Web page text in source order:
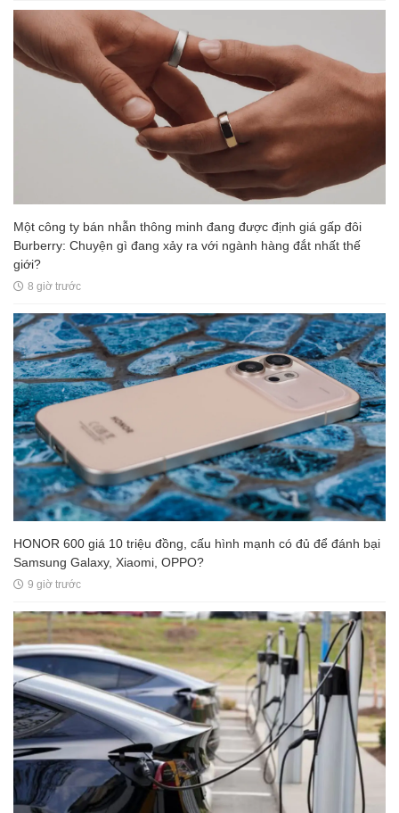
Một công ty bán nhẫn thông minh đang được định giá gấp đôi
Burberry: Chuyện gì đang xảy ra với ngành hàng đắt nhất thế
giới?
8 giờ trước
HONOR 600 giá 10 triệu đồng, cấu hình mạnh có đủ để đánh bại
Samsung Galaxy, Xiaomi, OPPO?
9 giờ trước